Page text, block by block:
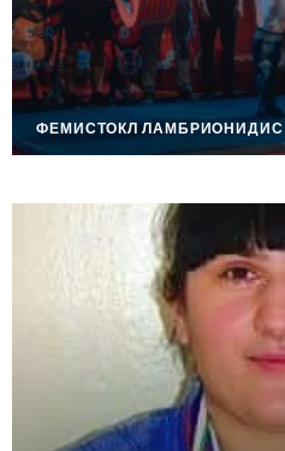
ФЕМИСТОКЛ ЛАМБРИОНИДИС